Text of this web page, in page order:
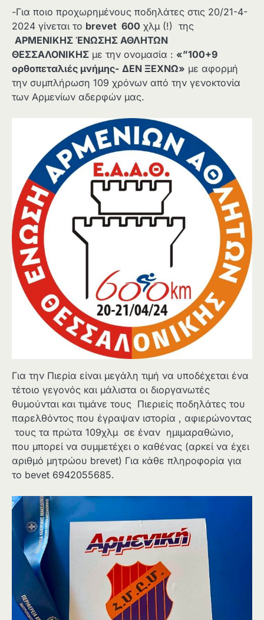
-Για ποιο προχωρημένους ποδηλάτες στις 20/21-4-
2024 γίνεται το brevet 600 χλμ (!) της
ΑΡΜΕΝΙΚΗΣ ΈΝΩΣΗΣ ΑΘΛΗΤΩΝ
ΘΕΣΣΑΛΟΝΙΚΗΣ με την ονομασία : «”100+9
ορθοπεταλιές μνήμης- ΔΕΝ ΞΕΧΝΩ» με αφορμή
την συμπλήρωση 109 χρόνων από την γενοκτονία
των Αρμενίων αδερφών μας.
Για την Πιερία είναι μεγάλη τιμή να υποδέχεται ένα
τέτοιο γεγονός και μάλιστα οι διοργανωτές
θυμούνται και τιμάνε τους Πιεριείς ποδηλάτες του
παρελθόντος που έγραψαν ιστορία , αφιερώνοντας
τους τα πρώτα 109χλμ σε έναν ημιμαραθώνιο,
που μπορεί να συμμετέχει ο καθένας (αρκεί να έχει
αριθμό μητρώου brevet) Για κάθε πληροφορία για
το bevet 6942055685.